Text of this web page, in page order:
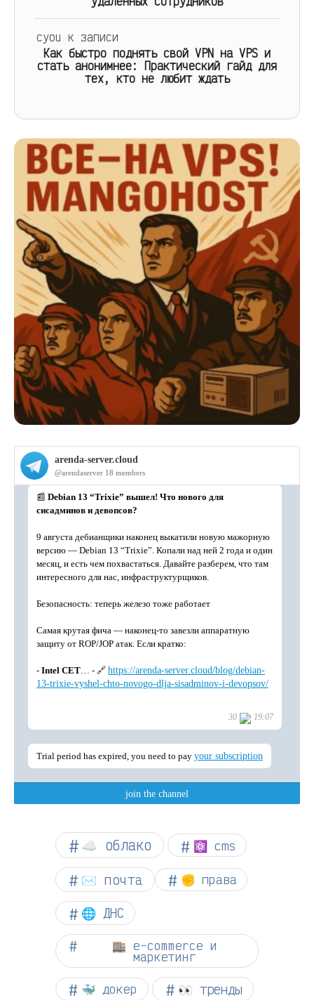
cyou к записи
Как быстро поднять свой VPN на VPS и
стать анонимнее: Практический гайд для
тех, кто не любит ждать
☁︎ облако ⚛ cms
✉️ почта ✊ права
🌐 ДНС
🏬 e-commerce и
маркетинг
🐳 докер 👀 тренды